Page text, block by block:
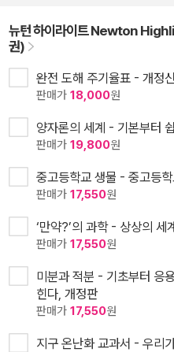
뉴턴 하이라이트 Newton
권)
완전 도해 주기율표 - 개정
판매가 18,000원
양자론의 세계 - 기본부터
판매가 19,800원
중고등학교 생물 - 중고등
판매가 17,550원
‘만약?’의 과학 - 상상의 세
판매가 17,550원
미분과 적분 - 기초부터 응
힌다, 개정판
판매가 17,550원
지구 온난화 교과서 - 우리